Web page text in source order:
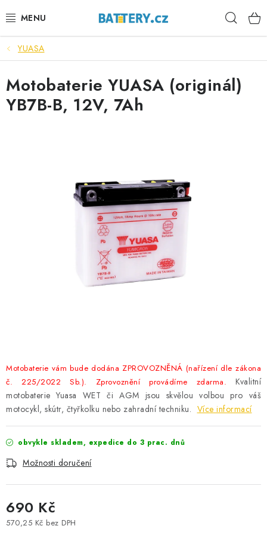
na
VÝHODNÉ SETY
SLUŽBY
AUTOBATERIE
STANIČNÍ BATERIE
BATERIOVÉ BOXY
FOTOVOLTAIKA
STARTOVACÍ ZDROJE
BATERIE PRO VYSAVAČE
BATERIE PRO NOUZOVÁ OSVĚTLENÍ
YUASA
Motobaterie vám bude dodána ZPROVOZNĚNÁ (nařízení dle zákona
č. 225/2022 Sb.). Zprovoznění provádíme zdarma. Kvalitní
motobaterie Yuasa WET či AGM jsou skvělou volbou pro váš
motocykl, skútr, čtyřkolku nebo zahradní techniku. Více informací
obvykle skladem, expedice do 3 prac. dnů
Možnosti doručení
690 Kč
570,25 Kč bez DPH
Motobaterie YUASA (originál)
YB7B-B, 12V, 7Ah